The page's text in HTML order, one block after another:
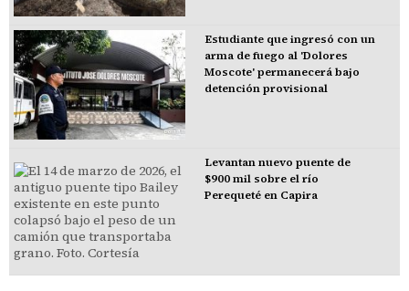
Estudiante que ingresó con un
arma de fuego al 'Dolores
Moscote' permanecerá bajo
detención provisional
Levantan nuevo puente de
$900 mil sobre el río
Perequeté en Capira